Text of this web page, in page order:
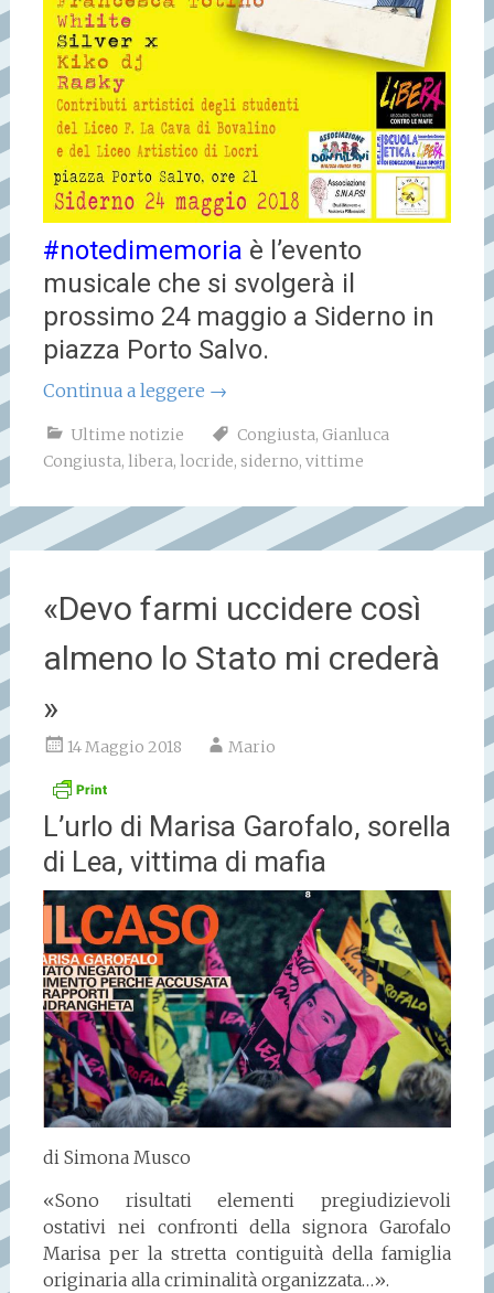
#notedimemoria è l’evento
musicale che si svolgerà il
prossimo 24 maggio a Siderno in
piazza Porto Salvo.
Continua a leggere →
Ultime notizie Congiusta, Gianluca
Congiusta, libera, locride, siderno, vittime
«Devo farmi uccidere così
almeno lo Stato mi crederà
»
14 Maggio 2018 Mario
L’urlo di Marisa Garofalo, sorella
di Lea, vittima di mafia
di Simona Musco
«Sono risultati elementi pregiudizievoli
ostativi nei confronti della signora Garofalo
Marisa per la stretta contiguità della famiglia
originaria alla criminalità organizzata…».